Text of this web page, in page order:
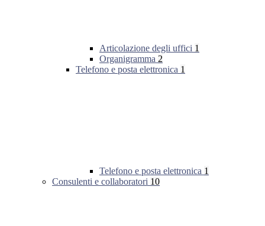
Articolazione degli uffici 1
Organigramma 2
Telefono e posta elettronica 1
Telefono e posta elettronica 1
Consulenti e collaboratori 10